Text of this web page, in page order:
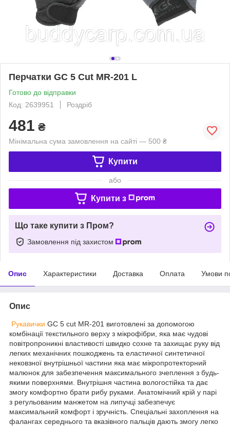
Перчатки GC 5 Cut MR-201 L
Готово до відправки
Код: 2639951
Роздріб
481 ₴
Мінімальна сума замовлення на сайті — 500 ₴
Купити
або
Купити з
Що таке купити з Пром?
Замовлення під захистом
Опис Характеристики Доставка Оплата Умови
Опис
Рукавички GC 5 cut MR-201 виготовлені за допомогою
комбінації текстильного верху з мікрофібри, яка має чудові
повітропроникні властивості швидко сохне та захищає руку від
легких механічних пошкоджень та еластичної синтетичної
нековзної внутрішньої частини яка має мікропротекторний
малюнок для забезпечення максимального зчеплення з будь-
якими поверхнями. Внутрішня частина вологостійка та дає
змогу комфортно брати рибу руками. Анатомічний крій у парі
з регульованим манжетом на липучці забезпечує
максимальний комфорт і зручність. Спеціальні захоплення на
фалангах середнього та вказівного пальців дають змогу легко